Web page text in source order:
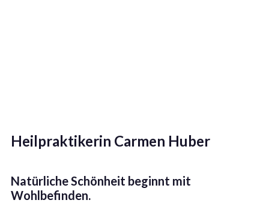
Heilpraktikerin Carmen Huber
Natürliche Schönheit beginnt mit
Wohlbefinden.